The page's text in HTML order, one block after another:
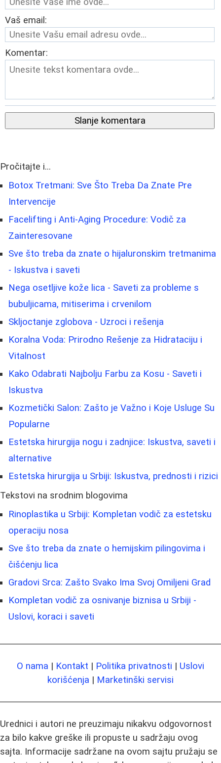
Vaš email:
Komentar:
Slanje komentara
Pročitajte i...
Botox Tretmani: Sve Što Treba Da Znate Pre
Intervencije
Facelifting i Anti-Aging Procedure: Vodič za
Zainteresovane
Sve što treba da znate o hijaluronskim tretmanima
- Iskustva i saveti
Nega osetljive kože lica - Saveti za probleme s
bubuljicama, mitiserima i crvenilom
Skljoctanje zglobova - Uzroci i rešenja
Koralna Voda: Prirodno Rešenje za Hidrataciju i
Vitalnost
Kako Odabrati Najbolju Farbu za Kosu - Saveti i
Iskustva
Kozmetički Salon: Zašto je Važno i Koje Usluge Su
Popularne
Estetska hirurgija nogu i zadnjice: Iskustva, saveti i
alternative
Estetska hirurgija u Srbiji: Iskustva, prednosti i rizici
Tekstovi na srodnim blogovima
Rinoplastika u Srbiji: Kompletan vodič za estetsku
operaciju nosa
Sve što treba da znate o hemijskim pilingovima i
čišćenju lica
Gradovi Srca: Zašto Svako Ima Svoj Omiljeni Grad
Kompletan vodič za osnivanje biznisa u Srbiji -
Uslovi, koraci i saveti
O nama | Kontakt | Politika privatnosti | Uslovi
korišćenja | Marketinški servisi
Urednici i autori ne preuzimaju nikakvu odgovornost
za bilo kakve greške ili propuste u sadržaju ovog
sajta. Informacije sadržane na ovom sajtu pružaju se